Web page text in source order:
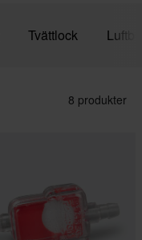
Tvättlock
8 produkter